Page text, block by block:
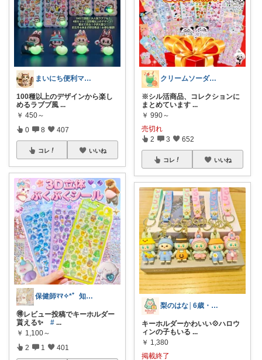
まいにち便利マーケット
100種以上のデザインから楽し
めるラブブ風 ...
￥ 450～
0 8 407
コレ いいね
保健師ﾏﾏ✧⁠*゜知育/生活用品/ｼｰﾙ
🉐レビュー投稿でキーホルダー
貰える✨️ # ...
￥ 1,100～
2 1 401
クリームソーダ♫昭和平成レトロ好き母
※シル活商品、コレクションに
まとめています ...
￥ 990～
売切れ
2 3 652
コレ いいね
梨のはな│6歳・2歳姉妹ママ
キーホルダーかわいい💠ハロウ
ィンの子もいる ...
￥ 1,380
掲載終了